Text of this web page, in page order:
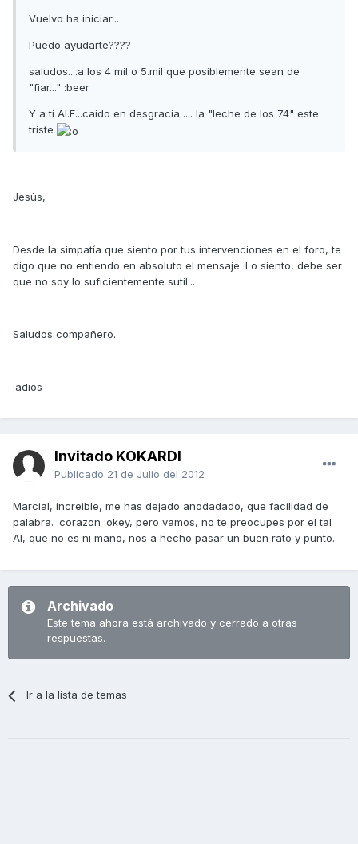
Vuelvo ha iniciar...
Puedo ayudarte????
saludos....a los 4 mil o 5.mil que posiblemente sean de
"fiar..." :beer
Y a tí Al.F...caido en desgracia .... la "leche de los 74" este
triste
Jesùs,
Desde la simpatía que siento por tus intervenciones en el foro, te
digo que no entiendo en absoluto el mensaje. Lo siento, debe ser
que no soy lo suficientemente sutil...
Saludos compañero.
:adios
Invitado KOKARDI
Publicado 21 de Julio del 2012
Marcial, increible, me has dejado anodadado, que facilidad de
palabra. :corazon :okey, pero vamos, no te preocupes por el tal
Al, que no es ni maño, nos a hecho pasar un buen rato y punto.
Archivado
Este tema ahora está archivado y cerrado a otras
respuestas.
Ir a la lista de temas